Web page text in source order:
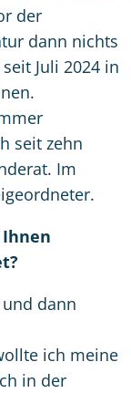
der
dann nichts
Juli 2024 in
seit zehn
Im
dann
ich meine
in der